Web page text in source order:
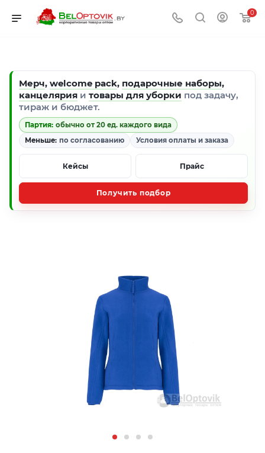
0
Мерч, welcome pack, подарочные наборы,
канцелярия и товары для уборки под задачу,
тираж и бюджет.
Партия: обычно от 20 ед. каждого вида
Меньше: по согласованию Условия оплаты и заказа
Кейсы Прайс
Получить подбор